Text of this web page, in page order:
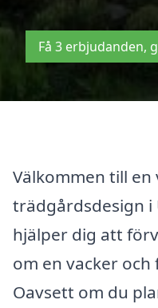
Få 3 erbjudanden,
Välkommen till en
trädgårdsdesign i
hjälper dig att
om en vacker
Oavsett om du